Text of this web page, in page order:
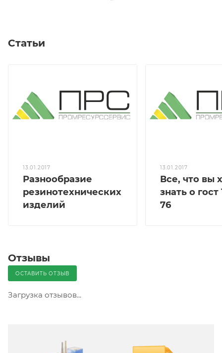
Статьи
13.01.2017
Разнообразие
резинотехнических
изделий
13.01.2017
Все, что вы
знать о гост
76
Отзывы
ОСТАВИТЬ ОТЗЫВ
Загрузка отзывов...